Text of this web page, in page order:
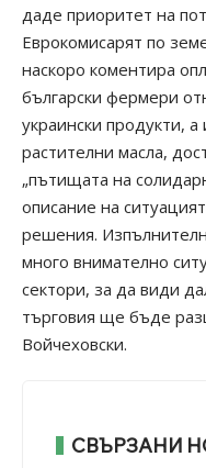
даде приоритет на
Еврокомисарят по
наскоро коментира
български фермери
украински продукти,
растителни масла,
„пътищата на
описание на
решения.
много внимателно
сектори, за да види
търговия ще бъде
Войчеховски.
СВЪРЗАНИ